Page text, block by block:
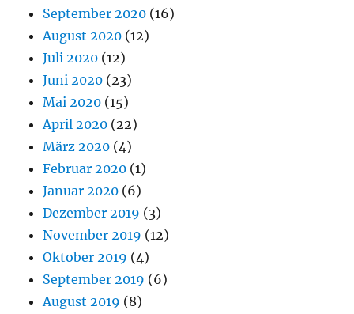
September 2020 (16)
August 2020 (12)
Juli 2020 (12)
Juni 2020 (23)
Mai 2020 (15)
April 2020 (22)
März 2020 (4)
Februar 2020 (1)
Januar 2020 (6)
Dezember 2019 (3)
November 2019 (12)
Oktober 2019 (4)
September 2019 (6)
August 2019 (8)